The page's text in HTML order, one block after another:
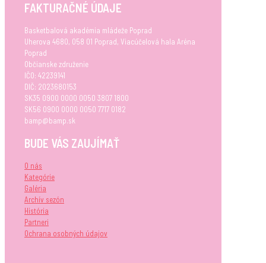
FAKTURAČNÉ ÚDAJE
Basketbalová akadémia mládeže Poprad
Uherova 4680, 058 01 Poprad, Viacúčelová hala Aréna
Poprad
Občianske združenie
IČO: 42239141
DIČ: 2023680153
SK35 0900 0000 0050 3807 1800
SK56 0900 0000 0050 7717 0182
bamp@bamp.sk
BUDE VÁS ZAUJÍMAŤ
O nás
Kategórie
Galéria
Archív sezón
História
Partneri
Ochrana osobných údajov